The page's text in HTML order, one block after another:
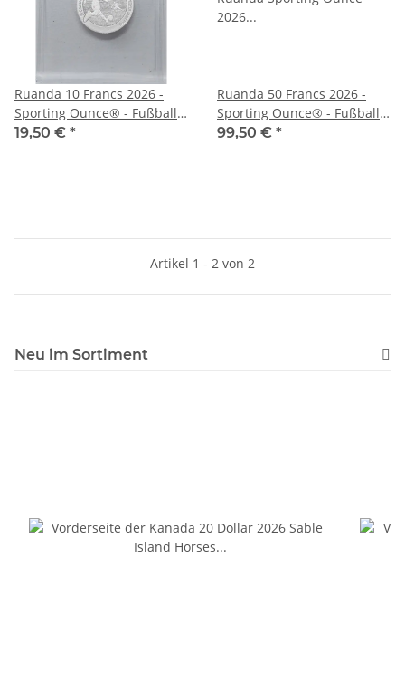
Ruanda 10 Francs 2026 -
Sporting Ounce® - Fußball
1/12 oz Silber
19,50 € *
Ruanda 50 Francs 2026 -
Sporting Ounce® - Fußball 1
oz Silber
99,50 € *
Artikel 1 - 2 von 2
Neu im Sortiment